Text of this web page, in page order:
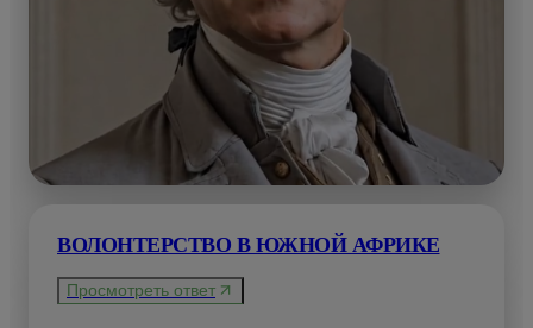
ВОЛОНТЕРСТВО В ЮЖНОЙ АФРИКЕ
Просмотреть ответ